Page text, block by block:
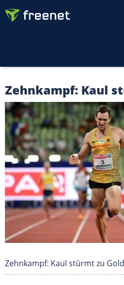
Zehnkampf: Kaul
Zehnkampf: Kaul stürmt zu Gold